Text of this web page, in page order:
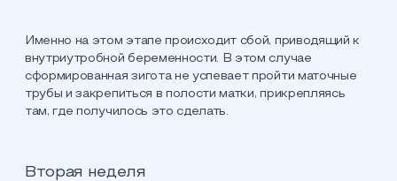
Именно на этом этапе происходит сбой, приводящий к
внутриутробной беременности. В этом случае
сформированная зигота не успевает пройти маточные
трубы и закрепиться в полости матки, прикрепляясь
там, где получилось это сделать.
Вторая неделя